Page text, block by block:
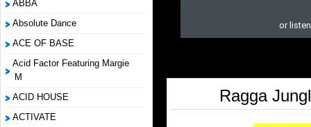
ABBA
Absolute Dance
ACE OF BASE
Acid Factor Featuring Margie
M
ACID HOUSE
ACTIVATE
Ragga